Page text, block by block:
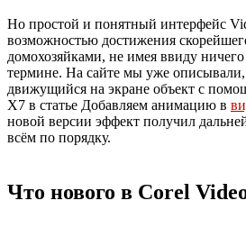
Но простой и понятный интерфейс
возможностью достижения
домохозяйками, не имея ввиду
термине. На сайте мы уже описывали,
движущийся на экране объект с
X7 в статье Добавляем анимацию в
новой версии эффект получил
всём по порядку.
Что нового в Corel